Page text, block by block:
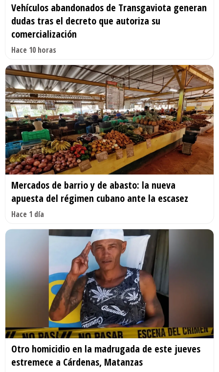
Vehículos abandonados de Transgaviota generan
dudas tras el decreto que autoriza su
comercialización
Hace 10 horas
Mercados de barrio y de abasto: la nueva
apuesta del régimen cubano ante la escasez
Hace 1 día
Otro homicidio en la madrugada de este jueves
estremece a Cárdenas, Matanzas